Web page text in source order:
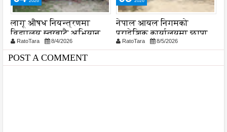
लागू औषध नियन्त्रणमा
विद्यालय स्तरबाटै अभियान
शुरुRatoTara 8/4/2026
नेपाल आयल निगमको
प्रादेशिक कार्यालयमा छापा
RatoTara 8/5/2026
POST A COMMENT